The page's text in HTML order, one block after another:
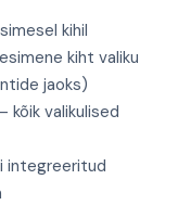
kihil
kiht valiku
jaoks)
valikulised
integreeritud